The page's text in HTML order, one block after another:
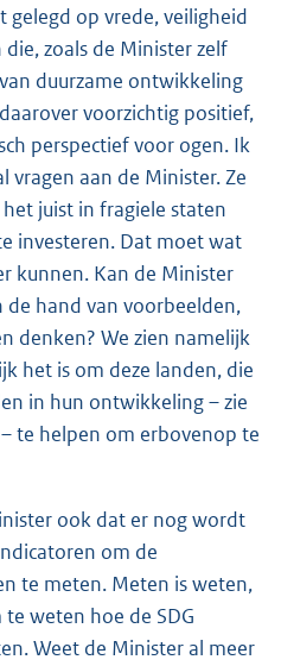
gelegd op vrede, veiligheid
zoals de Minister zelf
duurzame ontwikkeling
voorzichtig positief,
perspectief voor ogen. Ik
vragen aan de Minister. Ze
juist in fragiele staten
investeren. Dat moet wat
kunnen. Kan de Minister
de hand van voorbeelden,
denken? We zien namelijk
het is om deze landen, die
in hun ontwikkeling – zie
te helpen om erbovenop te
ook dat er nog wordt
om de
te meten. Meten is weten,
weten hoe de SDG
Weet de Minister al meer